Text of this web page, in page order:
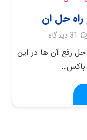
حل ان
31 دیدگاه
رفع آن ها در این